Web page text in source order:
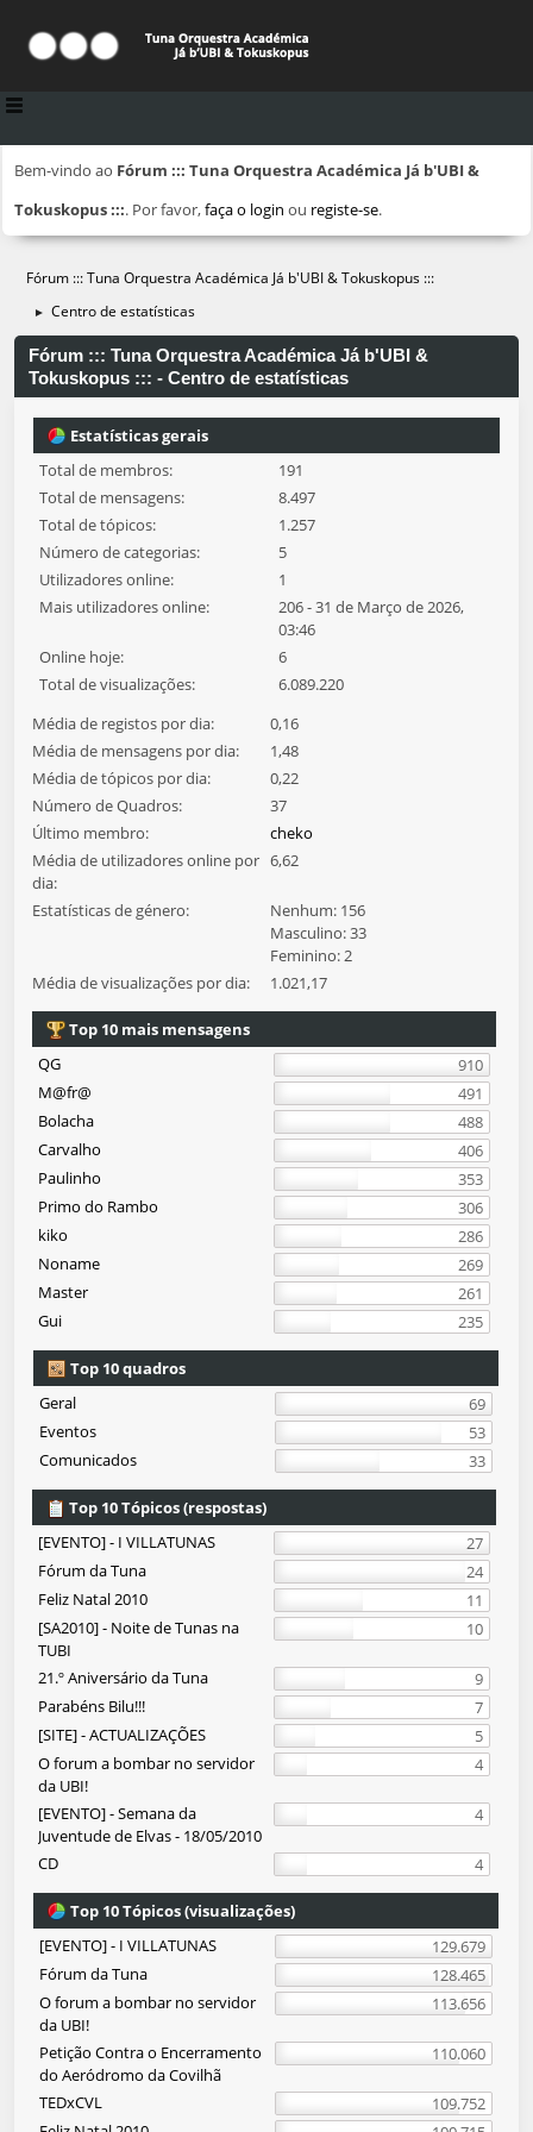
Bem-vindo ao Fórum ::: Tuna Orquestra Académica Já b'UBI &
Tokuskopus :::. Por favor,faça o login ou registe-se.
Fórum ::: Tuna Orquestra Académica Já b'UBI & Tokuskopus :::
► Centro de estatísticas
Fórum ::: Tuna Orquestra Académica Já b'UBI &
Tokuskopus ::: - Centro de estatísticas
Estatísticas gerais
Total de membros:
191
Total de mensagens:
8.497
Total de tópicos:
1.257
Número de categorias:
5
Utilizadores online:
1
Mais utilizadores online:
206 - 31 de Março de 2026,
03:46
Online hoje:
6
Total de visualizações:
6.089.220
Média de registos por dia:
0,16
Média de mensagens por dia:
1,48
Média de tópicos por dia:
0,22
Número de Quadros:
37
Último membro:
cheko
Média de utilizadores online por
dia:
6,62
Estatísticas de género:
Nenhum: 156
Masculino: 33
Feminino: 2
Média de visualizações por dia:
1.021,17
Top 10 mais mensagens
QG
910
M@fr@
491
Bolacha
488
Carvalho
406
Paulinho
353
Primo do Rambo
306
kiko
286
Noname
269
Master
261
Gui
235
Top 10 quadros
Geral
69
Eventos
53
Comunicados
33
Top 10 Tópicos (respostas)
[EVENTO] - I VILLATUNAS
27
Fórum da Tuna
24
Feliz Natal 2010
11
[SA2010] - Noite de Tunas na
TUBI
10
21.º Aniversário da Tuna
9
Parabéns Bilu!!!
7
[SITE] - ACTUALIZAÇÕES
5
O forum a bombar no servidor
da UBI!
4
[EVENTO] - Semana da
Juventude de Elvas - 18/05/2010
4
CD 4
Top 10 Tópicos (visualizações)
[EVENTO] - I VILLATUNAS
129.679
Fórum da Tuna
128.465
O forum a bombar no servidor
da UBI!
113.656
Petição Contra o Encerramento
do Aeródromo da Covilhã
110.060
TEDxCVL
109.752